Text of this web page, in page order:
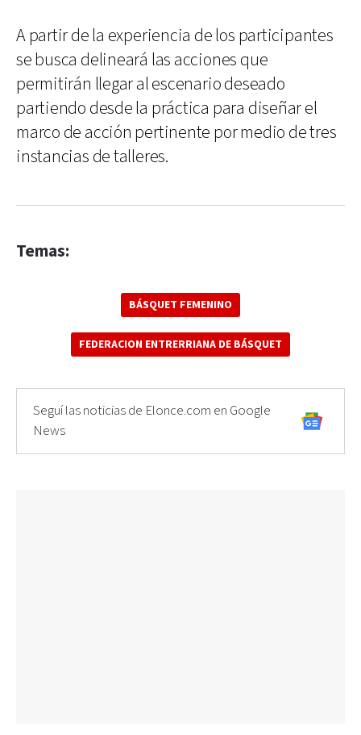
A partir de la experiencia de los participantes
se busca delineará las acciones que
permitirán llegar al escenario deseado
partiendo desde la práctica para diseñar el
marco de acción pertinente por medio de tres
instancias de talleres.
Temas:
BÁSQUET FEMENINO
FEDERACION ENTRERRIANA DE BÁSQUET
Seguí las noticias de Elonce.com en Google
News